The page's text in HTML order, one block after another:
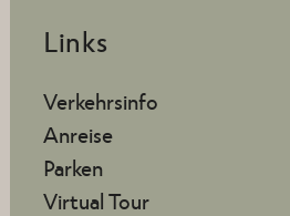
Links
Verkehrsinfo
Anreise
Parken
Virtual Tour